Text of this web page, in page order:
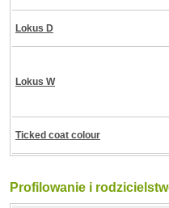
Lokus D
Lokus W
Ticked coat colour
Profilowanie i